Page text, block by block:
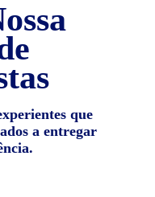
que
a entregar